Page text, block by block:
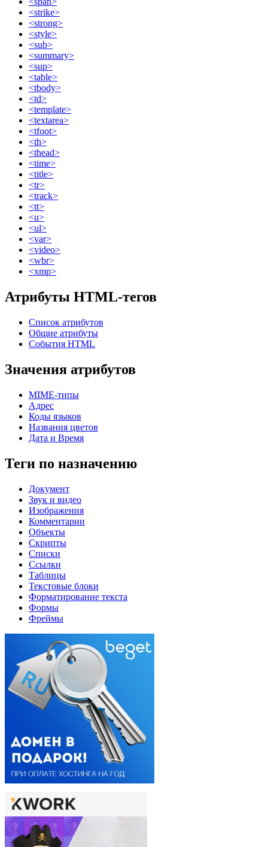
<strike>
<strong>
<style>
<sub>
<summary>
<sup>
<table>
<tbody>
<td>
<template>
<textarea>
<tfoot>
<th>
<thead>
<time>
<title>
<tr>
<track>
<tt>
<u>
<ul>
<var>
<video>
<wbr>
<xmp>
Атрибуты HTML-тегов
Список атрибутов
Общие атрибуты
События HTML
Значения атрибутов
MIME-типы
Адрес
Коды языков
Названия цветов
Дата и Время
Теги по назначению
Документ
Звук и видео
Изображения
Комментарии
Объекты
Скрипты
Списки
Ссылки
Таблицы
Текстовые блоки
Форматирование текста
Формы
Фреймы